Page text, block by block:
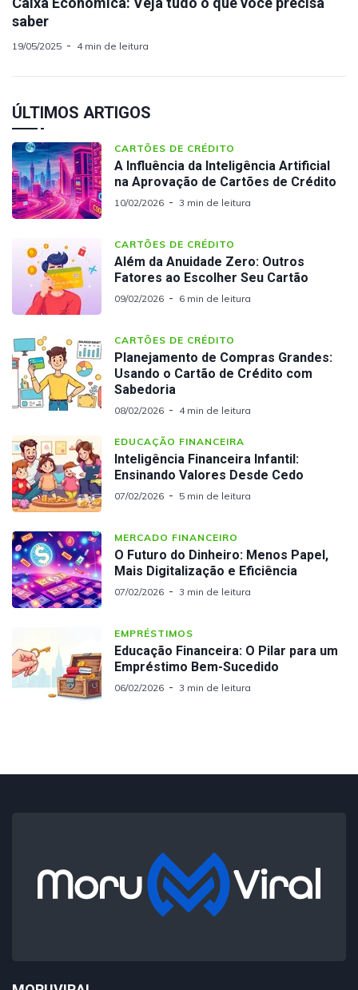
saber
19/05/2025 4 min de leitura
ÚLTIMOS ARTIGOS
CARTÕES DE CRÉDITO
A Influência da Inteligência Artificial
na Aprovação de Cartões de Crédito
10/02/2026 3 min de leitura
CARTÕES DE CRÉDITO
Além da Anuidade Zero: Outros
Fatores ao Escolher Seu Cartão
09/02/2026 6 min de leitura
CARTÕES DE CRÉDITO
Planejamento de Compras Grandes:
Usando o Cartão de Crédito com
Sabedoria
08/02/2026 4 min de leitura
EDUCAÇÃO FINANCEIRA
Inteligência Financeira Infantil:
Ensinando Valores Desde Cedo
07/02/2026 5 min de leitura
MERCADO FINANCEIRO
O Futuro do Dinheiro: Menos Papel,
Mais Digitalização e Eficiência
07/02/2026 3 min de leitura
EMPRÉSTIMOS
Educação Financeira: O Pilar para um
Empréstimo Bem-Sucedido
06/02/2026 3 min de leitura